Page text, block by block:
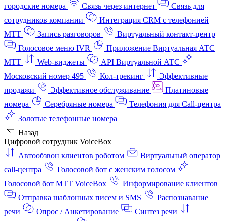
городские номера
Связь через интернет
Связь для
сотрудников компании
Интеграция CRM с телефонией
МТТ
Запись разговоров
Виртуальный контакт‑центр
Голосовое меню IVR
Приложение Виртуальная АТС
МТТ
Web-виджеты
API Виртуальной АТС
Московский номер 495
Кол-трекинг
Эффективные
продажи
Эффективное обслуживание
Платиновые
номера
Серебряные номера
Телефония для Call-центра
Золотые телефонные номера
Назад
Цифровой сотрудник VoiceBox
Автообзвон клиентов роботом
Виртуальный оператор
call-центра
Голосовой бот с женским голосом
Голосовой бот МТТ VoiceBox
Информирование клиентов
Отправка шаблонных писем и SMS
Распознавание
речи
Опрос / Анкетирование
Синтез речи